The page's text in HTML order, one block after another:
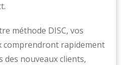
méthode DISC, vos
comprendront rapidement
des nouveaux clients,